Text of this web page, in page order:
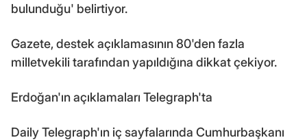
bulunduğu' belirtiyor.
Gazete, destek açıklamasının 80'den fazla
milletvekili tarafından yapıldığına dikkat çekiyor.
Erdoğan'ın açıklamaları Telegraph'ta
Daily Telegraph'ın iç sayfalarında Cumhurbaşkanı